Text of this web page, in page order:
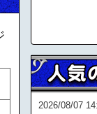
2026/08/07